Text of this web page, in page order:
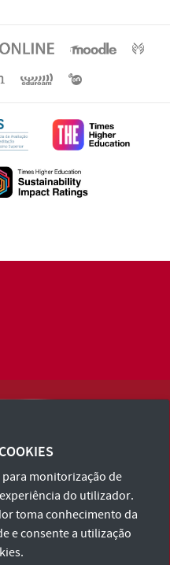
e Política de Privacidade
monitorização de
do utilizador.
toma conhecimento da
e consente a utilização